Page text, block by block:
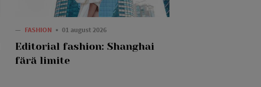
— FASHION 01 august 2026
Editorial fashion: Shanghai
fără limite